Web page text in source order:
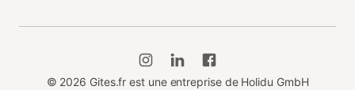
© 2026 Gites.fr est une entreprise de Holidu GmbH